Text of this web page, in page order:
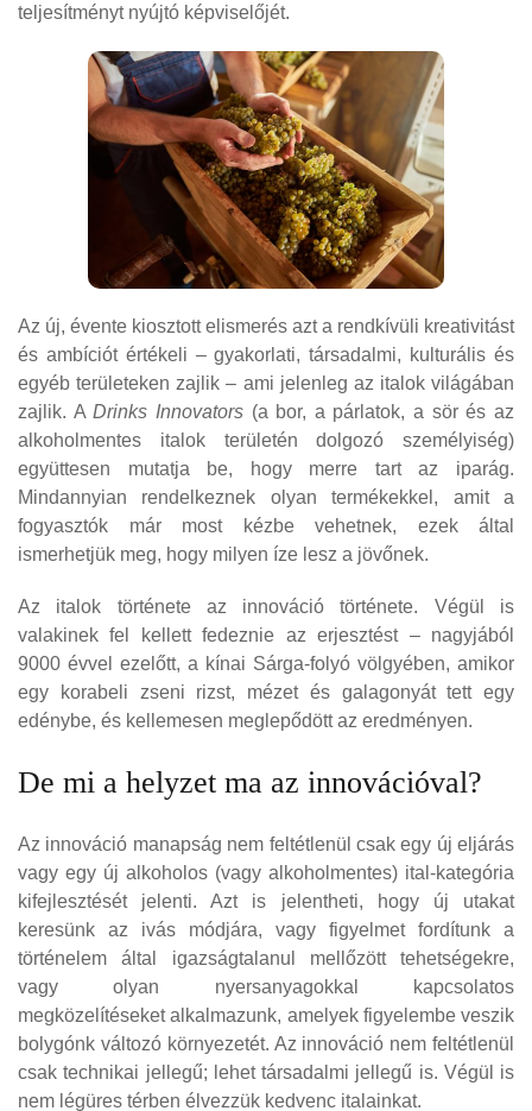
teljesítményt nyújtó képviselőjét.
Az új, évente kiosztott elismerés azt a rendkívüli kreativitást
és ambíciót értékeli – gyakorlati, társadalmi, kulturális és
egyéb területeken zajlik – ami jelenleg az italok világában
zajlik. ADrinks Innovators(a bor, a párlatok, a sör és az
alkoholmentes italok területén dolgozó személyiség)
együttesen mutatja be, hogy merre tart az iparág.
Mindannyian rendelkeznek olyan termékekkel, amit a
fogyasztók már most kézbe vehetnek, ezek által
ismerhetjük meg, hogy milyen íze lesz a jövőnek.
Az italok története az innováció története. Végül is
valakinek fel kellett fedeznie az erjesztést – nagyjából
9000 évvel ezelőtt, a kínai Sárga-folyó völgyében, amikor
egy korabeli zseni rizst, mézet és galagonyát tett egy
edénybe, és kellemesen meglepődött az eredményen.
De mi a helyzet ma az innovációval?
Az innováció manapság nem feltétlenül csak egy új eljárás
vagy egy új alkoholos (vagy alkoholmentes) ital-kategória
kifejlesztését jelenti. Azt is jelentheti, hogy új utakat
keresünk az ivás módjára, vagy figyelmet fordítunk a
történelem által igazságtalanul mellőzött tehetségekre,
vagy olyan nyersanyagokkal kapcsolatos
megközelítéseket alkalmazunk, amelyek figyelembe veszik
bolygónk változó környezetét. Az innováció nem feltétlenül
csak technikai jellegű; lehet társadalmi jellegű is. Végül is
nem légüres térben élvezzük kedvenc italainkat.